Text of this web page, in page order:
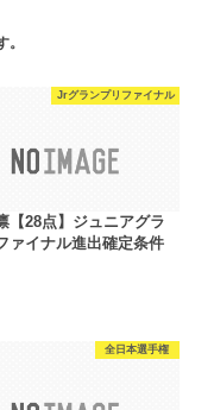
Jrグランプリファイナル
【28点】ジュニアグラ
ァイナル進出確定条件
全日本選手権